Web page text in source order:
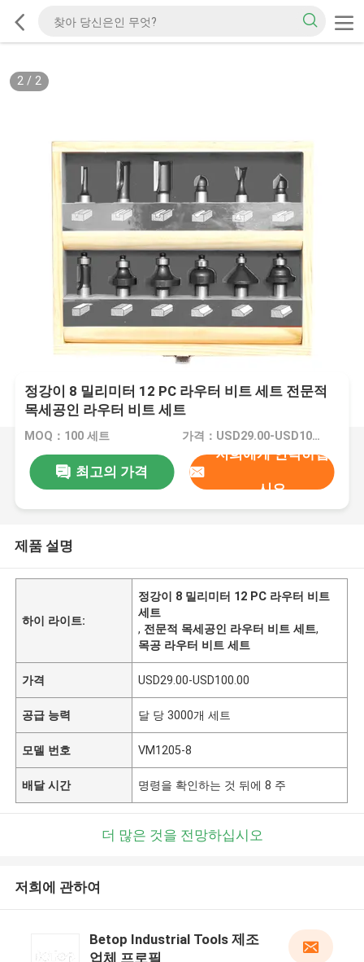
2/ 2
정강이 8 밀리미터 12 PC 라우터 비트 세트 전문적
목세공인 라우터 비트 세트
MOQ：100 세트 가격：USD29.00-USD100.00
최고의 가격
저희에게 연락하십
시오
제품 설명
하이 라이트:
정강이 8 밀리미터 12 PC 라우터 비트
세트
, 전문적 목세공인 라우터 비트 세트,
목공 라우터 비트 세트
가격 USD29.00-USD100.00
공급 능력 달 당 3000개 세트
모델 번호 VM1205-8
배달 시간 명령을 확인하는 것 뒤에 8 주
더 많은 것을 전망하십시오
저희에 관하여
Betop Industrial Tools 제조
업체 프로필